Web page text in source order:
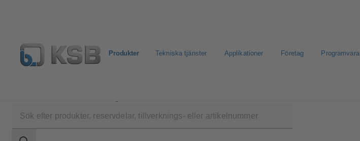
Produkter Tekniska tjänster Applikationer Företag Programvara